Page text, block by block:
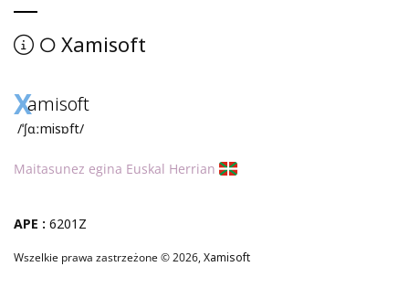
O Xamisoft
Xamisoft
/ˈʃɑːmisɒft/
Maitasunez egina Euskal Herrian
APE : 6201Z
Wszelkie prawa zastrzeżone © 2026,Xamisoft